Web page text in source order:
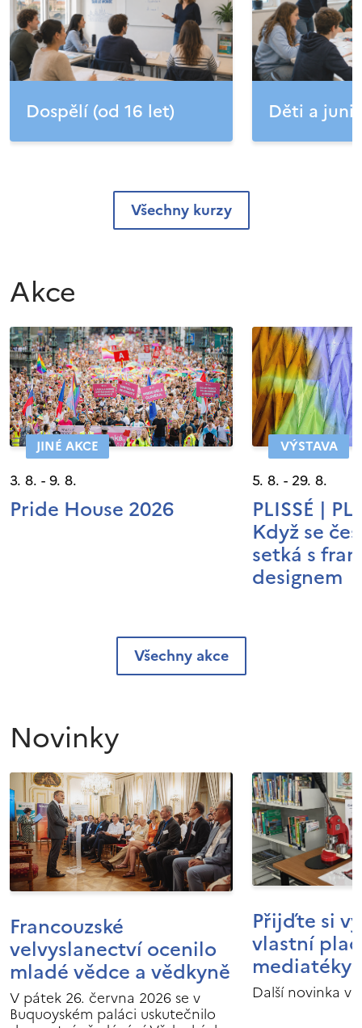
Dospělí (od 16 let) Děti a
Všechny kurzy
Akce
JINÉ AKCE
3. 8. - 9. 8.
Pride House 2026
VÝSTAVA
5. 8. - 29. 8.
PLISSÉ |
Když se
setká s
designem
Všechny akce
Novinky
Francouzské
velvyslanectví ocenilo
mladé vědce a vědkyně
V pátek 26. června 2026 se v
Buquoyském paláci uskutečnilo
Přijďte si
vlastní
mediatéky
Další novinka v